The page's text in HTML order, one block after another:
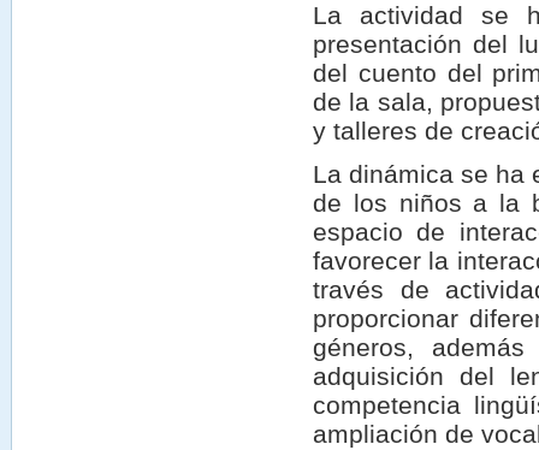
La actividad se
presentación del
del cuento del
de la sala,
y talleres de
La dinámica se ha
de los niños a la
espacio de
favorecer la
través de
proporcionar
géneros,
adquisición del
competencia
ampliación de